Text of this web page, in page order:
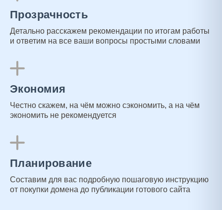
Прозрачность
Детально расскажем рекомендации по итогам работы
и ответим на все ваши вопросы простыми словами
Экономия
Честно скажем, на чём можно сэкономить, а на чём
экономить не рекомендуется
Планирование
Составим для вас подробную пошаговую инструкцию
от покупки домена до публикации готового сайта